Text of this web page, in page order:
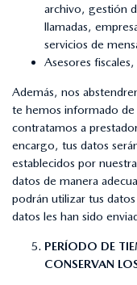
archivo, gestión
llamadas,
servicios de
Asesores
Además, nos
te hemos informado de
contratamos a
encargo, tus datos
establecidos por
datos de manera
podrán utilizar tus datos
datos les han sido
PERÍODO DE
CONSERVAN